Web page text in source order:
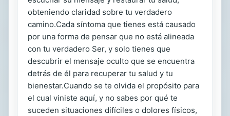
obteniendo claridad sobre tu verdadero
camino.Cada síntoma que tienes está causado
por una forma de pensar que no está alineada
con tu verdadero Ser, y solo tienes que
descubrir el mensaje oculto que se encuentra
detrás de él para recuperar tu salud y tu
bienestar.Cuando se te olvida el propósito para
el cual viniste aquí, y no sabes por qué te
suceden situaciones difíciles o dolores físicos,